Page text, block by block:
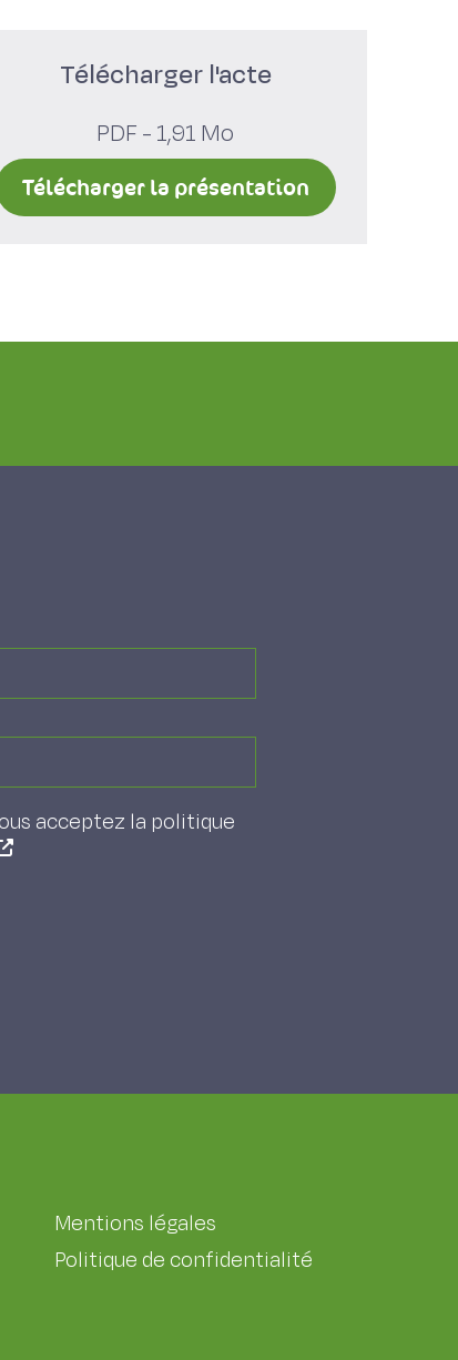
Télécharger l'acte
PDF - 1,91 Mo
Télécharger la présentation
acceptez la politique
Mentions légales
Politique de confidentialité